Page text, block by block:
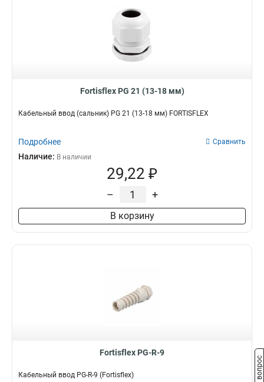
Fortisflex PG 21 (13-18 мм)
Кабельный ввод (сальник) PG 21 (13-18 мм) FORTISFLEX
Подробнее Сравнить
Наличие: В наличии
29,22 ₽
– +
В корзину
Fortisflex PG-R-9
Кабельный ввод PG-R-9 (Fortisflex)